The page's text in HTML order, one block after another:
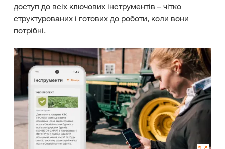
доступ до всіх ключових інструментів – чітко
структурованих і готових до роботи, коли вони
потрібні.